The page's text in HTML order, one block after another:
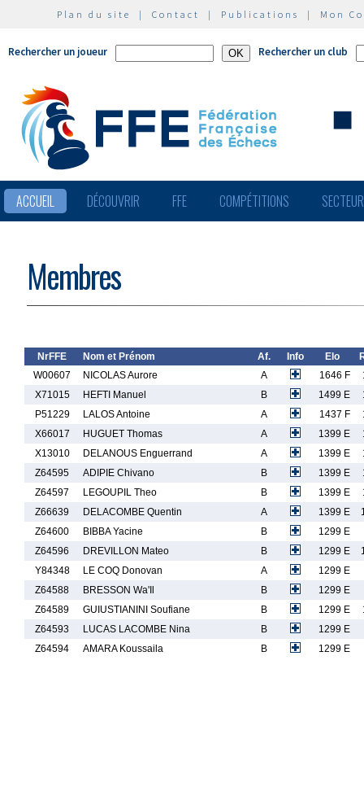
Plan du site | Contact | Publications | Mon
Rechercher un joueur Rechercher un club
ACCUEIL DÉCOUVRIR FFE COMPÉTITIONS
Membres
NrFFE Nom et Prénom Af. Info Elo
W00607
NICOLAS Aurore A 1646 F
X71015
HEFTI Manuel B 1499 E
P51229
LALOS Antoine A 1437 F
X66017
HUGUET Thomas A 1399 E
X13010
DELANOUS Enguerrand A 1399 E
Z64595
ADIPIE Chivano B 1399 E
Z64597
LEGOUPIL Theo B 1399 E
Z66639
DELACOMBE Quentin A 1399 E
Z64600
BIBBA Yacine B
1299 E
Z64596
DREVILLON Mateo B 1299 E
Y84348
LE COQ Donovan A
1299 E
Z64588
BRESSON Wa'Il B
1299 E
Z64589
GUIUSTIANINI Soufiane B 1299 E
Z64593
LUCAS LACOMBE Nina B
1299 E
Z64594
AMARA Koussaila B 1299 E